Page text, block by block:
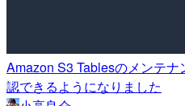
Amazon S3 Tablesのメンテ
認できるようになりました